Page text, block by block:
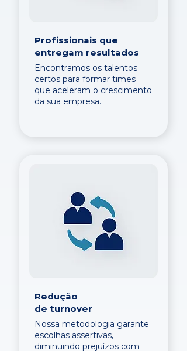
Profissionais que
entregam resultados
Encontramos os talentos
certos para formar times
que aceleram o crescimento
da sua empresa.
Redução
de turnover
Nossa metodologia garante
escolhas assertivas,
diminuindo prejuízos com